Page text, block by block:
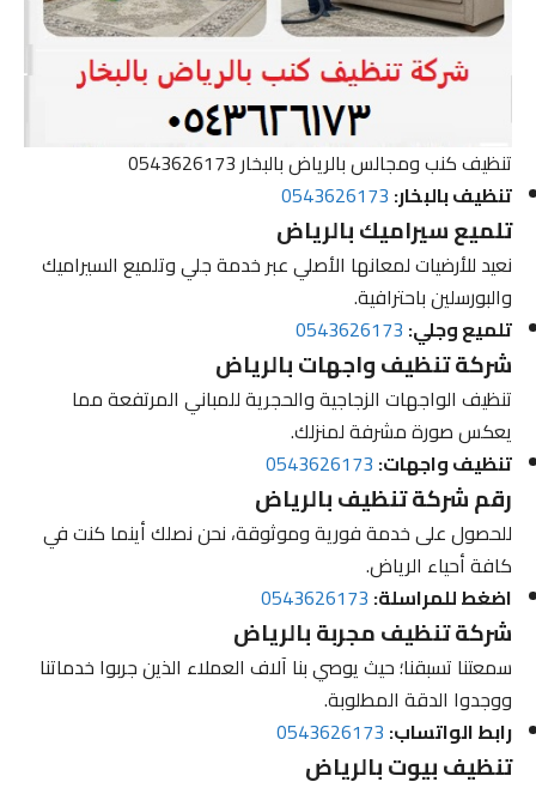
تنظيف كنب ومجالس بالرياض بالبخار 0543626173
تنظيف بالبخار:0543626173
تلميع سيراميك بالرياض
نعيد للأرضيات لمعانها الأصلي عبر خدمة جلي وتلميع السيراميك
والبورسلين باحترافية.
تلميع وجلي:0543626173
شركة تنظيف واجهات بالرياض
تنظيف الواجهات الزجاجية والحجرية للمباني المرتفعة مما
يعكس صورة مشرفة لمنزلك.
تنظيف واجهات:0543626173
رقم شركة تنظيف بالرياض
للحصول على خدمة فورية وموثوقة، نحن نصلك أينما كنت في
كافة أحياء الرياض.
اضغط للمراسلة:0543626173
شركة تنظيف مجربة بالرياض
سمعتنا تسبقنا؛ حيث يوصي بنا آلاف العملاء الذين جربوا خدماتنا
ووجدوا الدقة المطلوبة.
رابط الواتساب:0543626173
تنظيف بيوت بالرياض